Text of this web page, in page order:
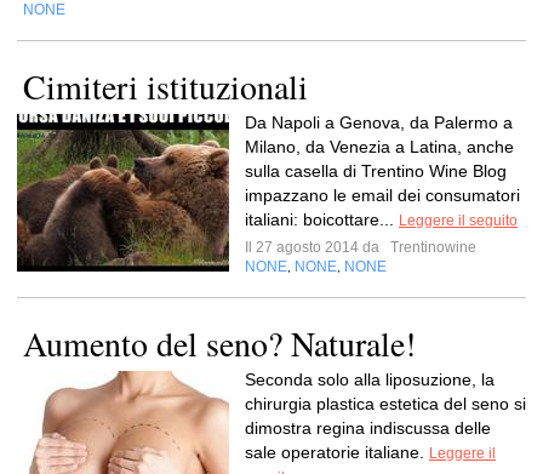
NONE
Cimiteri istituzionali
Da Napoli a Genova, da Palermo a
Milano, da Venezia a Latina, anche
sulla casella di Trentino Wine Blog
impazzano le email dei consumatori
italiani: boicottare...
Leggere il seguito
Il 27 agosto 2014 da
Trentinowine
NONE NONE NONE
Aumento del seno? Naturale!
Seconda solo alla liposuzione, la
chirurgia plastica estetica del seno si
dimostra regina indiscussa delle
sale operatorie italiane.
Leggere il